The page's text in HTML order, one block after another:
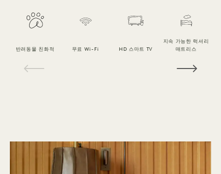
반려동물 친화적 무료 Wi-Fi HD 스마트 TV
지속 가능한 럭셔리
매트리스